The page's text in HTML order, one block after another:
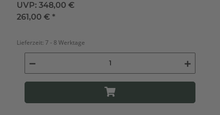
UVP: 348,00 €
261,00 €*
Lieferzeit:7 - 8 Werktage